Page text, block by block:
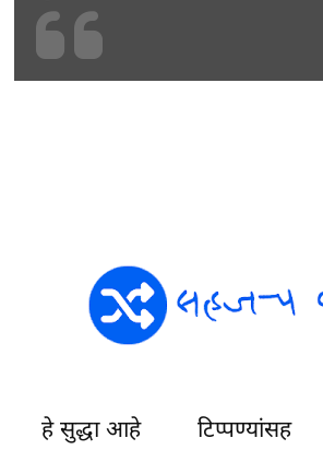
हे सुद्धा आहे टिप्पण्यांसह